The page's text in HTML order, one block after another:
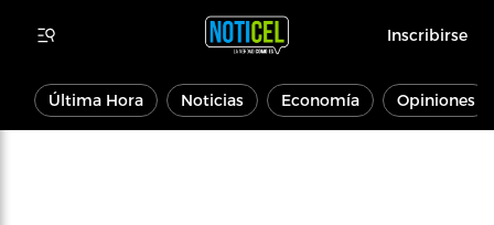
Inscribirse
Última Hora Noticias Economía Opiniones